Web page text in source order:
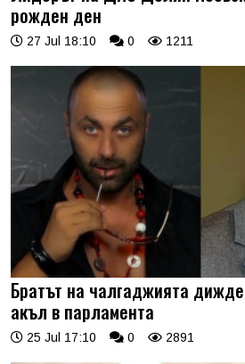
рожден ден
27 Jul 18:10 0 1211
Братът на чалгаджията
акъл в парламента
25 Jul 17:10 0 2891